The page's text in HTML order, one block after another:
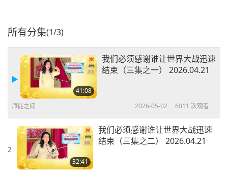
所有分集(1/3)
41:08
我们必须感谢谁让世界大战迅速
结束（三集之一） 2026.04.21
师徒之间 2026-05-02 6011 次观看
2
32:41
我们必须感谢谁让世界大战迅速
结束（三集之二） 2026.04.21